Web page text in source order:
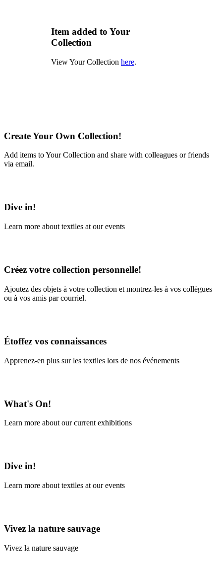
Item added to Your
Collection
View Your Collection here.
Create Your Own Collection!
Add items to Your Collection and share with colleagues or friends
via email.
Dive in!
Learn more about textiles at our events
Créez votre collection personnelle!
Ajoutez des objets à votre collection et montrez-les à vos collègues
ou à vos amis par courriel.
Étoffez vos connaissances
Apprenez-en plus sur les textiles lors de nos événements
What's On!
Learn more about our current exhibitions
Dive in!
Learn more about textiles at our events
Vivez la nature sauvage
Vivez la nature sauvage